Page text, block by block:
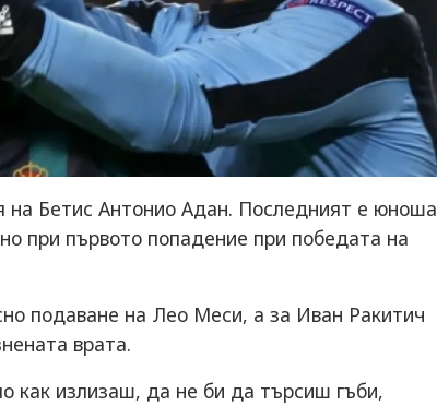
на Бетис Антонио Адан. Последният е юноша
при първото попадение при победата на
подаване на Лео Меси, а за Иван Ракитич
врата.
как излизаш, да не би да търсиш гъби,